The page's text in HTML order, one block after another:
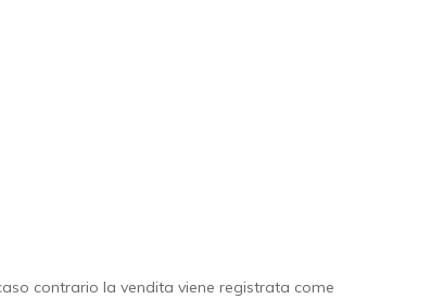
contrario la vendita viene registrata come